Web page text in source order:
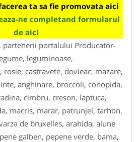
ta sa fie promovata aici
ne completand formularul
de aici
partenerii portalului Producator-
leguminoase,
rosie, castravete, dovleac, mazare,
anghinare, broccoli, conopida,
cimbru, creson, laptuca,
macris, marar, patrunjel, tarhon,
de bruxelles, arahida, alune
galben, pepene verde, bama,